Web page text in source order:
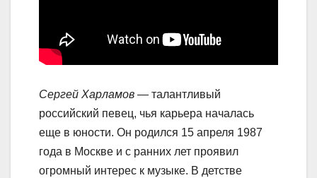
Сергей Харламов — талантливый
российский певец, чья карьера началась
еще в юности. Он родился 15 апреля 1987
года в Москве и с ранних лет проявил
огромный интерес к музыке. В детстве